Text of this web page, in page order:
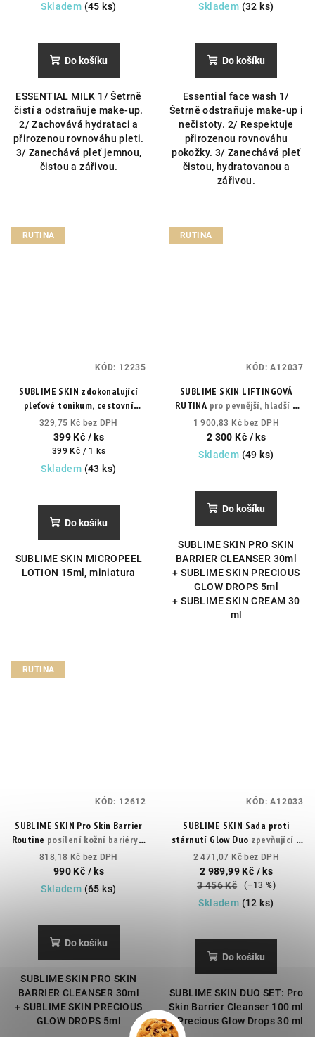
Skladem (45 ks)
hodnocení
produktu
z
5
hvězdiček.
Do košíku
ESSENTIAL MILK 1/ Šetrně
čistí a odstraňuje make-up.
2/ Zachovává hydrataci a
přirozenou rovnováhu pleti.
3/ Zanechává pleť jemnou,
čistou a zářivou.
Skladem (32 ks)
hodnocení
produktu
z
5
hvězdiček.
Do košíku
Essential face wash 1/
Šetrně odstraňuje make-up i
nečistoty. 2/ Respektuje
přirozenou rovnováhu
pokožky. 3/ Zanechává pleť
čistou, hydratovanou a
zářivou.
RUTINA
SUBLIME SKIN zdokonalující
pleťové tonikum, cestovní
baleníkaždodenní exfoliační
lotion pro přípravu pleti na
peeling a intenzivní péči.
329,75 Kč bez DPH
399 Kč / ks
Měrná
cena:
399 Kč / 1 ks
Skladem (43 ks)
Do košíku
SUBLIME SKIN MICROPEEL
LOTION 15ml, miniatura
KÓD: 12235
RUTINA
SUBLIME SKIN LIFTINGOVÁ
RUTINA pro pevnější, hladší a
zářivější pleť
1 900,83 Kč bez DPH
2 300 Kč / ks
Skladem (49 ks)
Do košíku
SUBLIME SKIN PRO SKIN
BARRIER CLEANSER 30ml
+ SUBLIME SKIN PRECIOUS
GLOW DROPS 5ml
+ SUBLIME SKIN CREAM 30
ml
KÓD:A12037
RUTINA
SUBLIME SKIN Pro Skin Barrier
Routine posílení kožní bariéry +
liftingový koncentrát
818,18 Kč bez DPH
990 Kč / ks
Skladem (65 ks)
Do košíku
SUBLIME SKIN PRO SKIN
BARRIER CLEANSER 30ml
+ SUBLIME SKIN PRECIOUS
GLOW DROPS 5ml
KÓD: 12612
SUBLIME SKIN Sada proti
stárnutí Glow Duo zpevňující a
rozjasňující čisticí sada
2 471,07 Kč bez DPH
2 989,99 Kč / ks
3 456 Kč
(–13 %)
Skladem (12 ks)
Do košíku
SUBLIME SKIN DUO SET: Pro
Skin Barrier Cleanser 100 ml
a Precious Glow Drops 30 ml
KÓD:A12033